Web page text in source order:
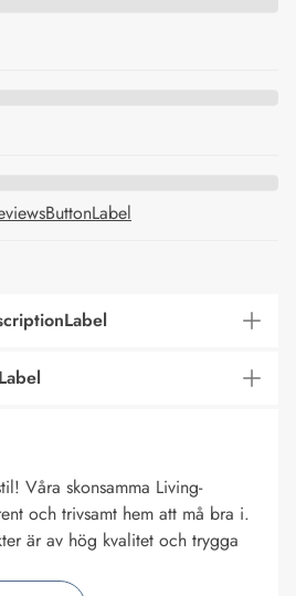
Våra skonsamma Living-
och trivsamt hem att må bra i.
är av hög kvalitet och trygga